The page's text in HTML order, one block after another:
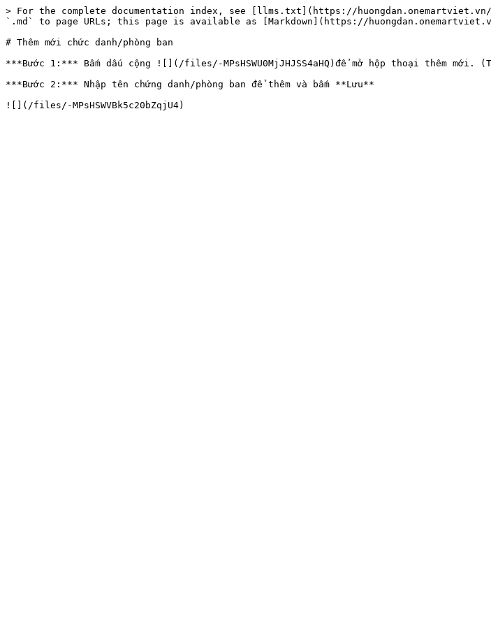
> For the complete documentation index, see [llms.txt](https://
`.md` to page URLs; this page is available as [Markdown](https://
# Thêm mới chức danh/phòng ban
***Bước 1:*** Bấm dấu cộng ![](/files/-MPsHSWU0MjJHJSS4aHQ)để mở hộp thoại thêm mới.
***Bước 2:*** Nhập tên chứng danh/phòng ban để thêm và bấm **Lưu**